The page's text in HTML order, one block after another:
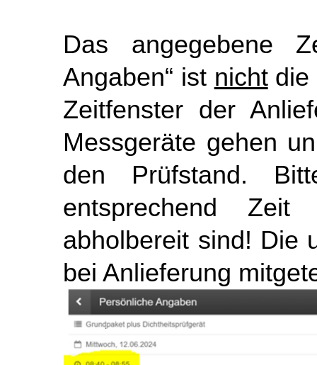
Das angegebene
Angaben“ ist nichtdie
Zeitfenster der
Messgeräte gehen
den Prüfstand.
entsprechend
abholbereit sind! Die
bei Anlieferung